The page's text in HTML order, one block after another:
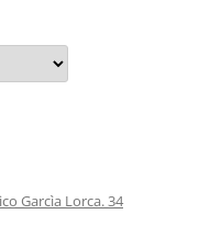
Garcìa Lorca. 34